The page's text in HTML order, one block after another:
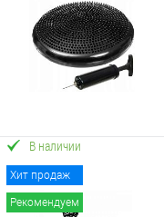
Хит продаж
Рекомендуем
В наличии